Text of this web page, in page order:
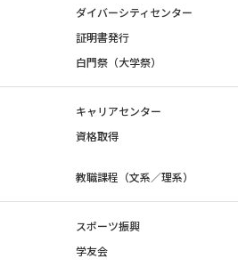
ダイバーシティセンター
証明書発行
白門祭（大学祭）
キャリアセンター
資格取得
教職課程（文系／理系）
スポーツ振興
学友会